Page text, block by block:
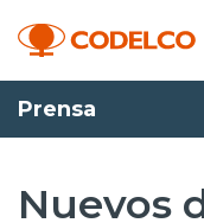
Transparencia activa
Prensa
Nuevos